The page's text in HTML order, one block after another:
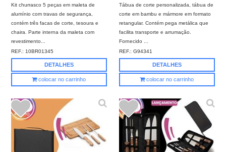
Kit churrasco 5 peças em maleta de
alumínio com travas de segurança,
contém três facas de corte, tesoura e
chaira. Parte interna da maleta com
revestimento...
REF.: 10BR01345
DETALHES
colocar no carrinho
Tábua de corte personalizada, tábua de
corte em bambu e mármore em formato
retangular. Contém pega metálica que
facilita transporte e arrumação.
Fornecido ...
REF.:G94341
DETALHES
colocar no carrinho